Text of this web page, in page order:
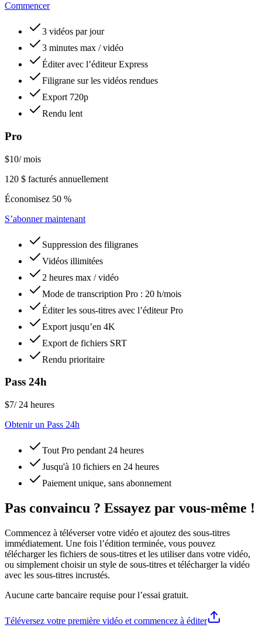
Commencer
3 vidéos par jour
3 minutes max / vidéo
Éditer avec l’éditeur Express
Filigrane sur les vidéos rendues
Export 720p
Rendu lent
Pro
$10/ mois
120 $ facturés annuellement
Économisez 50 %
S’abonner maintenant
Suppression des filigranes
Vidéos illimitées
2 heures max / vidéo
Mode de transcription Pro : 20 h/mois
Éditer les sous-titres avec l’éditeur Pro
Export jusqu’en 4K
Export de fichiers SRT
Rendu prioritaire
Pass 24h
$7/ 24 heures
Obtenir un Pass 24h
Tout Pro pendant 24 heures
Jusqu'à 10 fichiers en 24 heures
Paiement unique, sans abonnement
Pas convaincu ? Essayez par vous-même !
Commencez à téléverser votre vidéo et ajoutez des sous-titres
immédiatement. Une fois l’édition terminée, vous pouvez
télécharger les fichiers de sous-titres et les utiliser dans votre vidéo,
ou simplement choisir un style de sous-titres et télécharger la vidéo
avec les sous-titres incrustés.
Aucune carte bancaire requise pour l’essai gratuit.
Téléversez votre première vidéo et commencez à éditer